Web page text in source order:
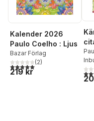
Kalender 2026
Paulo Coelho : Ljus
Bazar Förlag
5,0utav 5 stjärnor. Totalt
(2)
219 kr
4,8